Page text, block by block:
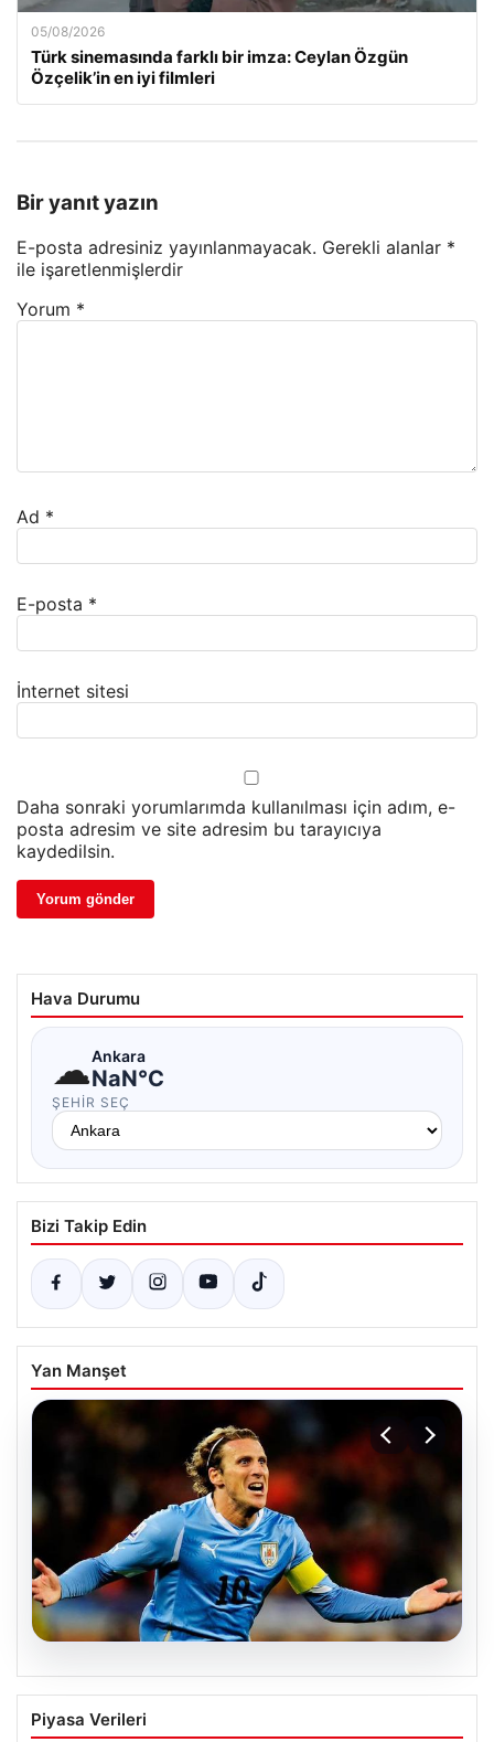
05/08/2026
Türk sinemasında farklı bir imza: Ceylan Özgün
Özçelik’in en iyi filmleri
Bir yanıt yazın
E-posta adresiniz yayınlanmayacak. Gerekli alanlar *
ile işaretlenmişlerdir
Yorum *
Ad *
E-posta *
İnternet sitesi
Daha sonraki yorumlarımda kullanılması için adım, e-
posta adresim ve site adresim bu tarayıcıya
kaydedilsin.
Hava Durumu
☁Ankara
NaN°C
ŞEHIR SEÇ
Bizi Takip Edin
Yan Manşet
06.08.2026
Diego Forlan Uruguay Milli Takımı’nın
yeni teknik direktörü oldu
Piyasa Verileri